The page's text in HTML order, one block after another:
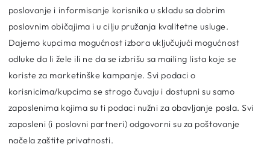
poslovanje i informisanje korisnika u skladu sa dobrim
poslovnim običajima i u cilju pružanja kvalitetne usluge.
Dajemo kupcima mogućnost izbora uključujući mogućnost
odluke da li žele ili ne da se izbrišu sa mailing lista koje se
koriste za marketinške kampanje. Svi podaci o
korisnicima/kupcima se strogo čuvaju i dostupni su samo
zaposlenima kojima su ti podaci nužni za obavljanje posla. Svi
zaposleni (i poslovni partneri) odgovorni su za poštovanje
načela zaštite privatnosti.